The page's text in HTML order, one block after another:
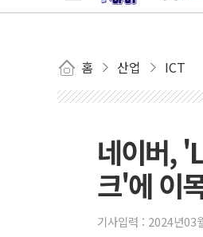
홈 산업 ICT
네이버,
크'에 이
기사입력 : 2024년03